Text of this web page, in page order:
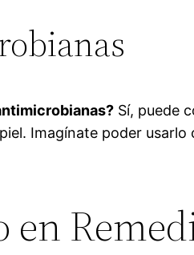
Sí, puede
Imagínate poder
en